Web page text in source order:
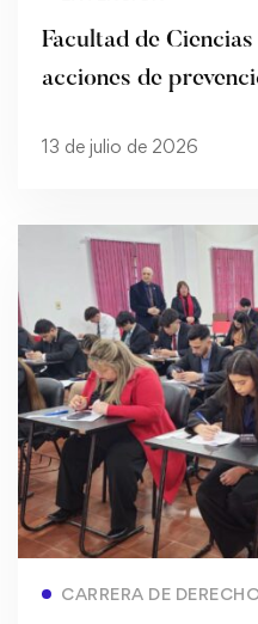
Facultad de
acciones de
13 de julio de 2026
CARRERA DE